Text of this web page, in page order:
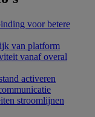
voor betere
van platform
vanaf overal
activeren
stroomlijnen